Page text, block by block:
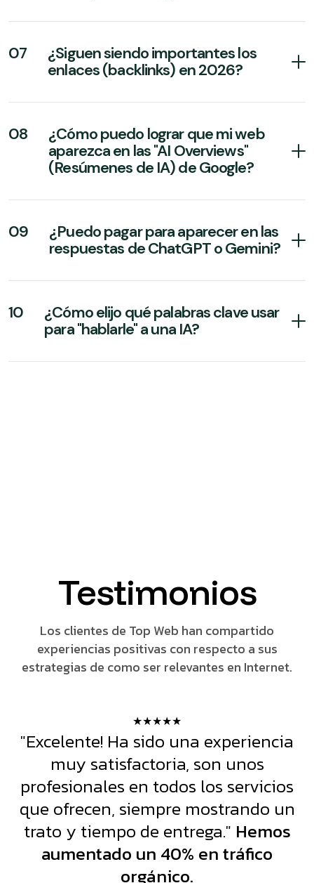
07
¿Siguen siendo importantes los
enlaces (backlinks) en 2026?
08
¿Cómo puedo lograr que mi web
aparezca en las "AI Overviews"
(Resúmenes de IA) de Google?
09
¿Puedo pagar para aparecer en las
respuestas de ChatGPT o Gemini?
10
¿Cómo elijo qué palabras clave usar
para "hablarle" a una IA?
Testimonios
Los clientes de Top Web han compartido
experiencias positivas con respecto a sus
estrategias de como ser relevantes en Internet.
★★★★★
"Excelente! Ha sido una experiencia
muy satisfactoria, son unos
profesionales en todos los servicios
que ofrecen, siempre mostrando un
trato y tiempo de entrega." Hemos
aumentado un 40% en tráfico
orgánico.